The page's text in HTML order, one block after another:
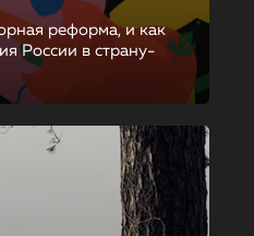
реформа, и как
России в страну-